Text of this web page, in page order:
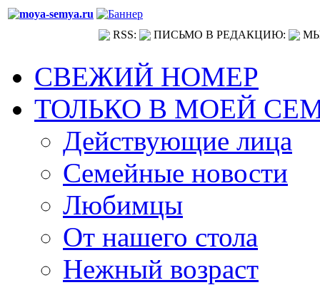
RSS: ПИСЬМО В РЕДАКЦИЮ:
СВЕЖИЙ НОМЕР
ТОЛЬКО В МОЕЙ
Действующие лица
Семейные новости
Любимцы
От нашего стола
Нежный возраст